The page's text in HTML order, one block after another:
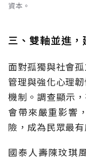
資本。
三、雙軸並進
面對孤獨與社會
管理與強化心理
機制。調查顯示
會帶來嚴重影響
險，成為民眾最
國泰人壽陳玟琪